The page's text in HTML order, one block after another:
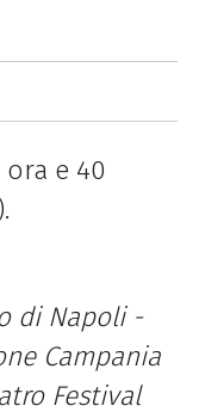
ora e 40
di Napoli -
Campania
Festival